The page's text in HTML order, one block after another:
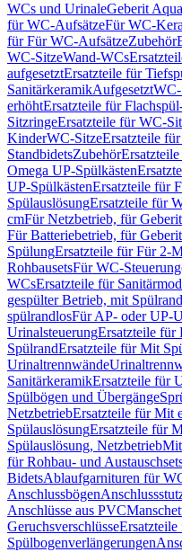
WCs und UrinaleGeberit
für WC-AufsätzeFür WC-
für Für WC-AufsätzeZubehör
WC-SitzeWand-WCs
aufgesetztErsatzteile für
SanitärkeramikAufgesetzt
erhöhtErsatzteile für
SitzringeErsatzteile für WC-
KinderWC-SitzeErsatzteile
StandbidetsZubehör
Omega UP-Spülkästen
UP-SpülkästenErsatzteile für
SpülauslösungErsatzteile für
cmFür Netzbetrieb, für
Für Batteriebetrieb, für
SpülungErsatzteile für Für 2-
RohbausetsFür WC-
WCsErsatzteile für
gespülter Betrieb, mit Spülrand
spülrandlosFür AP- oder UP-
UrinalsteuerungErsatzteile für
SpülrandErsatzteile für Mit
Urinaltrennwände
SanitärkeramikErsatzteile für
Spülbögen und Übergänge
NetzbetriebErsatzteile für Mit
SpülauslösungErsatzteile für
Spülauslösung, NetzbetriebMit
für Rohbau- und
BidetsAblaufgarnituren für
Anschlussbögen
Anschlüsse aus PVC
GeruchsverschlüsseErsatzteile
Spülbogenverlängerungen